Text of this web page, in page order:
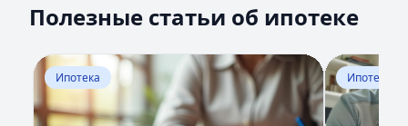
Раздел:Ипотека. Всего статей:8.
Кратко:Задумываетесь об ипотеке? Сейчас самое
Опубликовано:17 ноября 2025 г.
Категория:Ипотека
Полезные статьи об ипотеке
Перейти к статье: Помощь в получении ипотеки
Ипотека
Перейти к
Ипотека